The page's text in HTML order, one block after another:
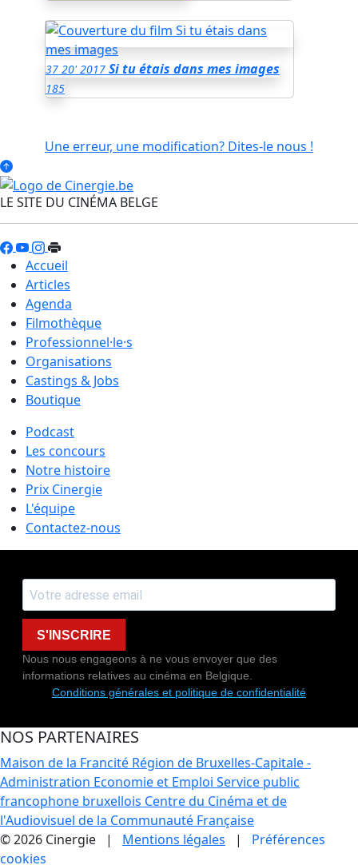
37 20' 2017 Si tu étais dans mes images
185
Une erreur, une modification? Dites-le nous !
LE SITE DU CINÉMA BELGE
Accueil
Articles
Agenda
Filmothèque
Professionnel·le·s
Organisations
Castings & Jobs
Boutique
Podcast
Les concours
Notre histoire
Prix Cinergie
L'équipe
Contactez-nous
S'INSCRIRE
Nous nous engageons à ne vous envoyer que des
informations relatives au cinéma en Belgique.
Conditions générales et politique de confidentialité
NOS PARTENAIRES
Maison de la Francité Région de Bruxelles-Capitale -
Administration Economie et Emploi Service public
francophone bruxellois Centre du Cinéma et de
l'Audiovisuel de la Communauté Française
© 2026 Cinergie | Mentions légales | Préférences
cookies